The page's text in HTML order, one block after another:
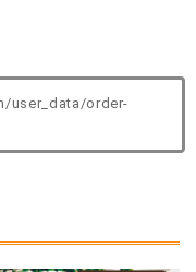
user_data/order-